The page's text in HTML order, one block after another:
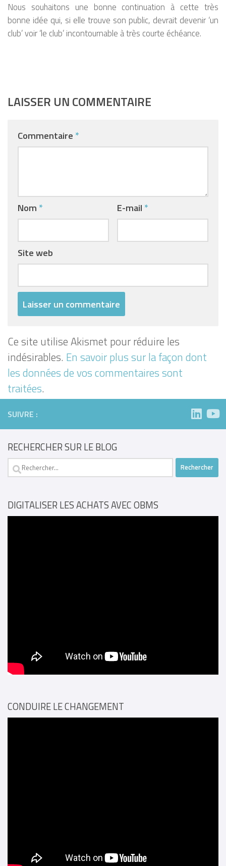
Nous souhaitons une bonne continuation à cette très
bonne idée qui, si elle trouve son public, devrait devenir ‘un
club’ voir ‘le club’ incontournable à très courte échéance.
LAISSER UN COMMENTAIRE
Commentaire *
Nom * E-mail *
Site web
Ce site utilise Akismet pour réduire les
indésirables. En savoir plus sur la façon dont
les données de vos commentaires sont
traitées.
SUIVRE :
RECHERCHER SUR LE BLOG
Rechercher :
DIGITALISER LES ACHATS AVEC OBMS
CONDUIRE LE CHANGEMENT